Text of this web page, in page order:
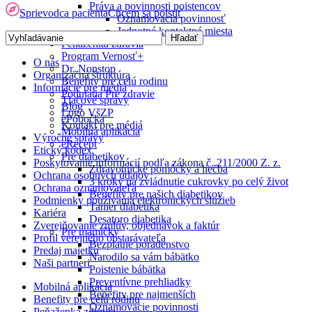
Práva a povinnosti poistencov
Oznamovacia povinnosť
Jednotné kontaktné miesta
Peňaženka zdravia
Program Vernosť+
Dr. Nonstop
Benefity pre celú rodinu
Podujatia Pre zdravie
Blog
ePobočka
Mobilná aplikácia
eRecept
Pre diabetikov
Zdravotnícke pomôcky a liečba
3 kroky na zvládnutie cukrovky po celý život
Benefity pre našich diabetikov
Tanier diabetika
Desatoro diabetika
Pre mamičky
Bezplatné poradenstvo
Narodilo sa vám bábätko
Poistenie bábätka
Preventívne prehliadky
Benefity pre najmenších
Oznamovacie povinnosti
Sprievodca pacientaChcem sa poistiť
O nás
Organizačná štruktúra
Informácie pre médiá
Tlačové správy
Logo VšZP
Kontakt pre médiá
Výročné správy
Etický kódex
Poskytovanie informácií podľa zákona č. 211/2000 Z. z.
Ochrana osobných údajov
Ochrana oznamovateľa
Podmienky používania elektronických služieb
Kariéra
Zverejňovanie zmlúv, objednávok a faktúr
Profil verejného obstarávateľa
Predaj majetku
Naši partneri
Mobilná aplikácia
Benefity pre celú rodinu